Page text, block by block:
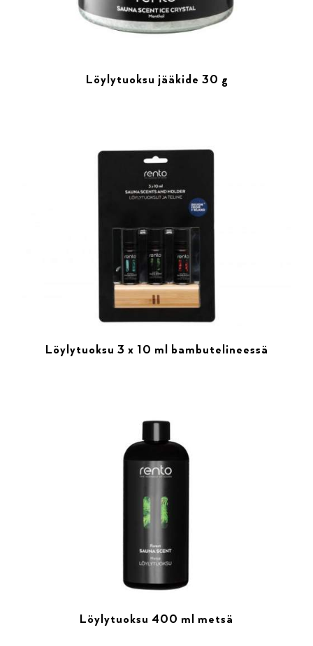
Löylytuoksu jääkide 30 g
Löylytuoksu 3 x 10 ml bambutelineessä
Löylytuoksu 400 ml metsä